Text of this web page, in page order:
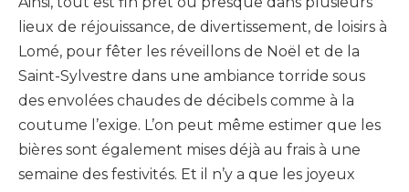
lieux de réjouissance, de divertissement, de loisirs à
Lomé, pour fêter les réveillons de Noël et de la
Saint-Sylvestre dans une ambiance torride sous
des envolées chaudes de décibels comme à la
coutume l’exige. L’on peut même estimer que les
bières sont également mises déjà au frais à une
semaine des festivités. Et il n’y a que les joyeux